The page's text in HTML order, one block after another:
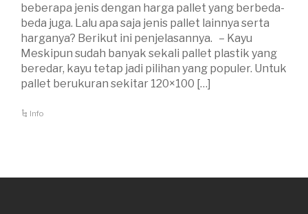
beberapa jenis dengan harga pallet yang berbeda-
beda juga. Lalu apa saja jenis pallet lainnya serta
harganya? Berikut ini penjelasannya. – Kayu
Meskipun sudah banyak sekali pallet plastik yang
beredar, kayu tetap jadi pilihan yang populer. Untuk
pallet berukuran sekitar 120×100 […]
Info